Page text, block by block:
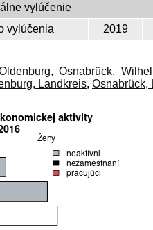
vylúčenie
vylúčenia
2019
,Osnabrück,
Landkreis, Osnabrück,